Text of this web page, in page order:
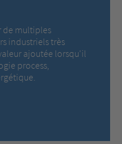
de multiples
industriels très
ajoutée lorsqu'il
process,